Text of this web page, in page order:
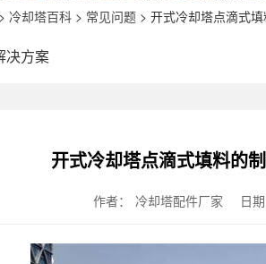
> 冷却塔百科 > 常见问题 > 开式冷却塔点滴式
决方案
开式冷却塔点滴式填料的
作者： 冷却塔配件厂家 日期